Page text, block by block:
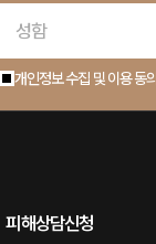
개인정보 수집 및 이용 동의
피해상담신청